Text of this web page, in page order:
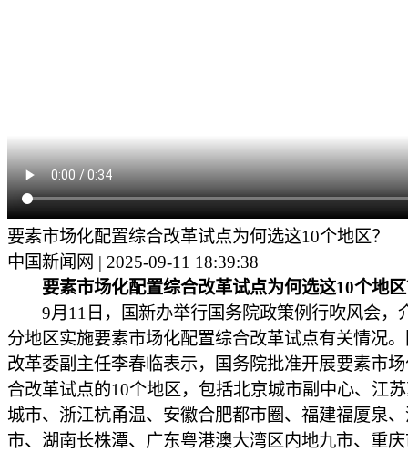
要素市场化配置综合改革试点为何选这10个地区？
中国新闻网 | 2025-09-11 18:39:38
要素市场化配置综合改革试点为何选这10个地
9月11日，国新办举行国务院政策例行吹风会，
分地区实施要素市场化配置综合改革试点有关情况
改革委副主任李春临表示，国务院批准开展要素市
合改革试点的10个地区，包括北京城市副中心、江
城市、浙江杭甬温、安徽合肥都市圈、福建福厦泉
市、湖南长株潭、广东粤港澳大湾区内地九市、重